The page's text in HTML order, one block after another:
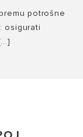
potrošne
osigurati